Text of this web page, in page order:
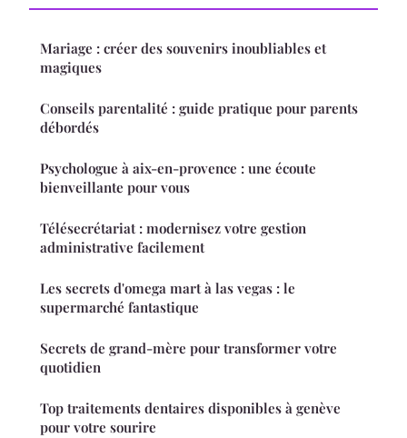
Mariage : créer des souvenirs inoubliables et
magiques
Conseils parentalité : guide pratique pour parents
débordés
Psychologue à aix-en-provence : une écoute
bienveillante pour vous
Télésecrétariat : modernisez votre gestion
administrative facilement
Les secrets d'omega mart à las vegas : le
supermarché fantastique
Secrets de grand-mère pour transformer votre
quotidien
Top traitements dentaires disponibles à genève
pour votre sourire